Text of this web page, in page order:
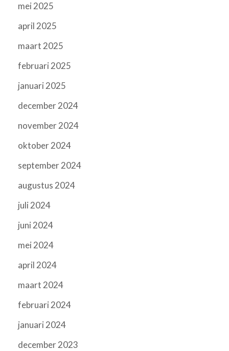
mei 2025
april 2025
maart 2025
februari 2025
januari 2025
december 2024
november 2024
oktober 2024
september 2024
augustus 2024
juli 2024
juni 2024
mei 2024
april 2024
maart 2024
februari 2024
januari 2024
december 2023